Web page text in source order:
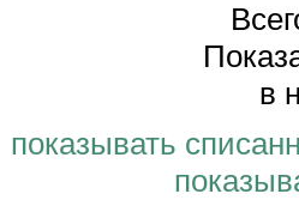
в
показывать